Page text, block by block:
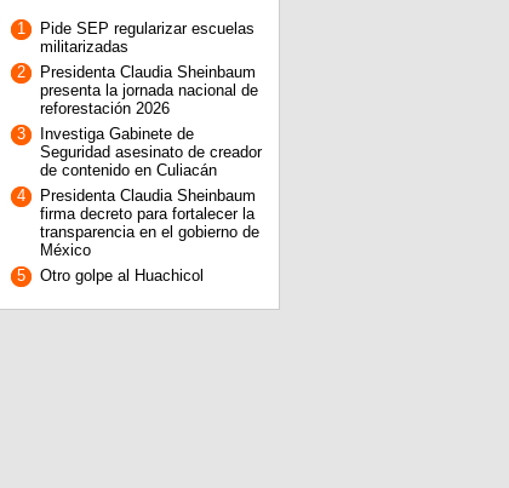
1
Pide SEP regularizar escuelas
militarizadas
2
Presidenta Claudia Sheinbaum
presenta la jornada nacional de
reforestación 2026
3
Investiga Gabinete de
Seguridad asesinato de creador
de contenido en Culiacán
4
Presidenta Claudia Sheinbaum
firma decreto para fortalecer la
transparencia en el gobierno de
México
5
Otro golpe al Huachicol